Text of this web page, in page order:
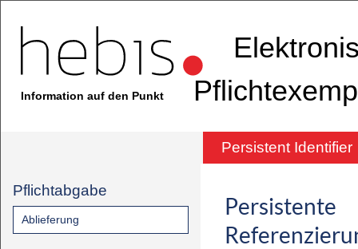
Information auf den Punkt
Persistent Identifier
Pflichtabgabe
Ablieferung
Persistente